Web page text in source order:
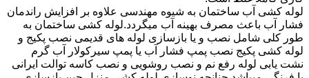
لوله کشی آب ساختمان به شیوه مهندسی علاوه بر افزایش راندمان
فشار آب باعث مصرف بهینه آب میگردد.لوله کشی ساختمان به
طور کلی شامل نصب و یا بازسازی لوله های قدیمی نصب پکیج و
لوله کشی پکیج نصب پمپ فشار آب یا پمپ سیرکولار آب گرم
نشت یابی لوله رفع نم و نصب روشویی و نصب کاسه توالت ایرانی